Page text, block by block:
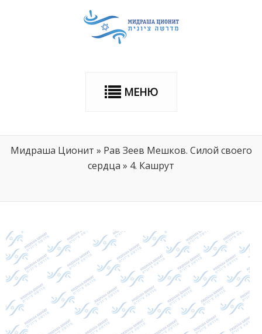
МЕНЮ
Мидраша Ционит » Рав Зеев Мешков. Силой своего
сердца » 4. Кашрут